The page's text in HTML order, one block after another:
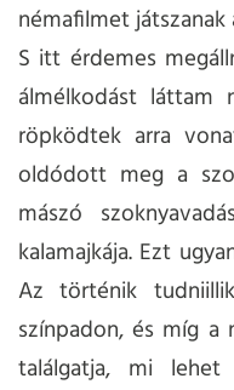
némafilmet
S itt érdemes
álmélkodást láttam
röpködtek arra
oldódott meg a
mászó
kalamajkája. Ezt
Az történik
színpadon, és míg a
találgatja, mi